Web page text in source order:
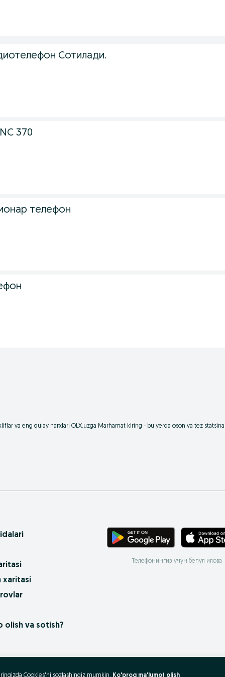
Сотилади.
370
телефон
va eng qulay narxlar! OLX.uzga Marhamat kiring - bu yerda oson va tez
xaritasi
olish va sotish?
Телефонингиз учун бепул илова
Cookies'ni sozlashingiz mumkin. Ko'proq ma'lumot olish